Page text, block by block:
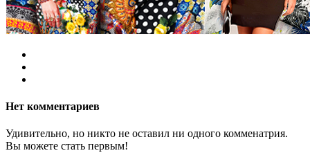
Нет комментариев
Удивительно, но никто не оставил ни одного комменатрия.
Вы можете стать первым!